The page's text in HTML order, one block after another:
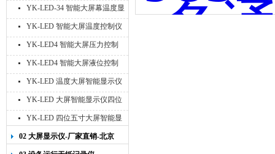
YK-LED-34 智能大屏幕温度显
示仪
YK-LED 智能大屏温度控制仪
YK-LED4 智能大屏压力控制
仪
YK-LED4 智能大屏液位控制
仪
YK-LED 温度大屏智能显示仪
四位十寸
YK-LED 大屏智能显示仪四位
八寸
YK-LED 四位五寸大屏智能显
示仪
02 大屏显示仪-厂家直销-北京
宇科泰吉